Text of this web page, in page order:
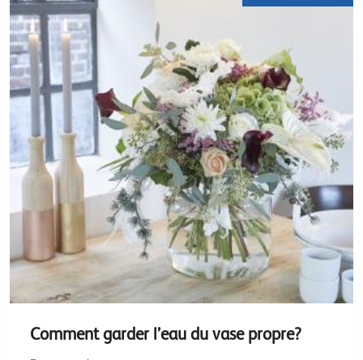
Comment garder l’eau du vase propre?